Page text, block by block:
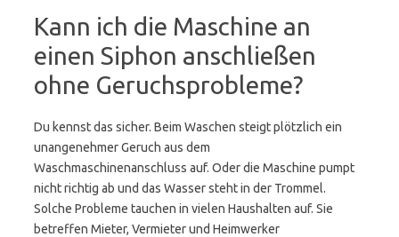
Kann ich die Maschine an
einen Siphon anschließen
ohne Geruchsprobleme?
Du kennst das sicher. Beim Waschen steigt plötzlich ein
unangenehmer Geruch aus dem
Waschmaschinenanschluss auf. Oder die Maschine pumpt
nicht richtig ab und das Wasser steht in der Trommel.
Solche Probleme tauchen in vielen Haushalten auf. Sie
betreffen Mieter, Vermieter und Heimwerker